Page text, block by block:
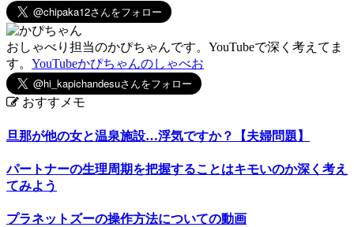
おしゃべり担当のかぴちゃんです。YouTubeで深く考えてま
す。 YouTubeかぴちゃんのしゃべお
おすすメモ
旦那が他の女と温泉施設…浮気ですか？【夫婦問題】
パートナーの生理周期を把握することはキモいのか深く考え
てみよう
プラネットズーの操作方法についての動画